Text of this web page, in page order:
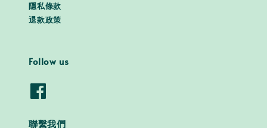
隱私條款
退款政策
Follow us
聯繫我們